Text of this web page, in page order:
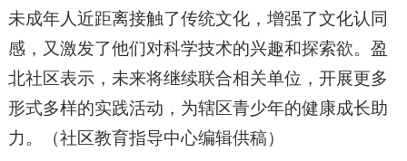
未成年人近距离接触了传统文化，增强了文化认同
感，又激发了他们对科学技术的兴趣和探索欲。盈
北社区表示，未来将继续联合相关单位，开展更多
形式多样的实践活动，为辖区青少年的健康成长助
力。（社区教育指导中心编辑供稿）